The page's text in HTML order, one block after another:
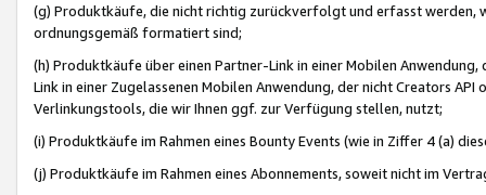
(g) Produktkäufe, die nicht richtig zurückverfolgt und erfasst werden,
ordnungsgemäß formatiert sind;
(h) Produktkäufe über einen Partner-Link in einer Mobilen
Link in einer Zugelassenen Mobilen Anwendung, der nicht Creators
Verlinkungstools, die wir Ihnen ggf. zur Verfügung stellen, nutzt;
(i) Produktkäufe im Rahmen eines Bounty Events (wie in Ziffer 4 (a)
(j) Produktkäufe im Rahmen eines Abonnements, soweit nicht im